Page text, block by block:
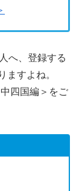
へ、登録する
ますよね。
四国編＞をご